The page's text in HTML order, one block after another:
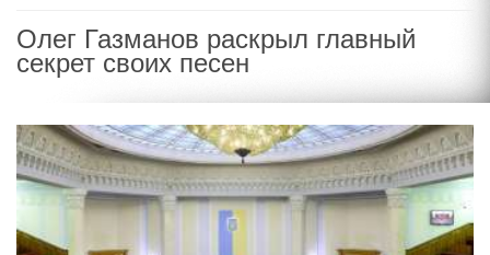
Олег Газманов раскрыл главный
секрет своих песен